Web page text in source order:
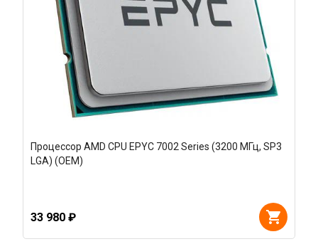
Процессор AMD CPU EPYC 7002 Series (3200 МГц, SP3
LGA) (OEM)
33 980 ₽